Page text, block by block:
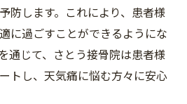
防します。これにより、患者様
に過ごすことができるようにな
通じて、さとう接骨院は患者様
トし、天気痛に悩む方々に安心